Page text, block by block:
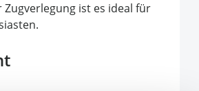
ist es ideal für